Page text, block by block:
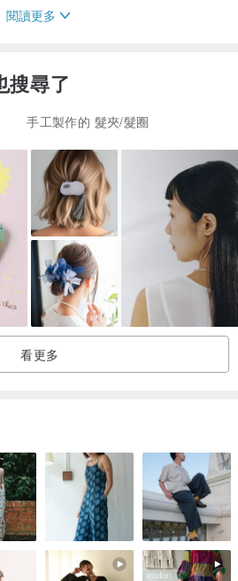
，請理解純手工編織非常耗時
的完美度，你大可放心
時不做過度包裝，
填充氣泡袋與寄件紙箱，
謝你與我們一起環保愛地球～
明或備註，我會幫你包裝美美的 ^^~
暫時不接受客製訂單，賣場均依現貨為
閱讀更多
搜尋了
手工製作的 髮夾/髮圈
看更多